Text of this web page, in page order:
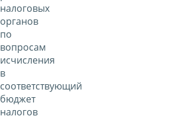
налоговых
органов
по
вопросам
исчисления
в
соответствующий
бюджет
налогов